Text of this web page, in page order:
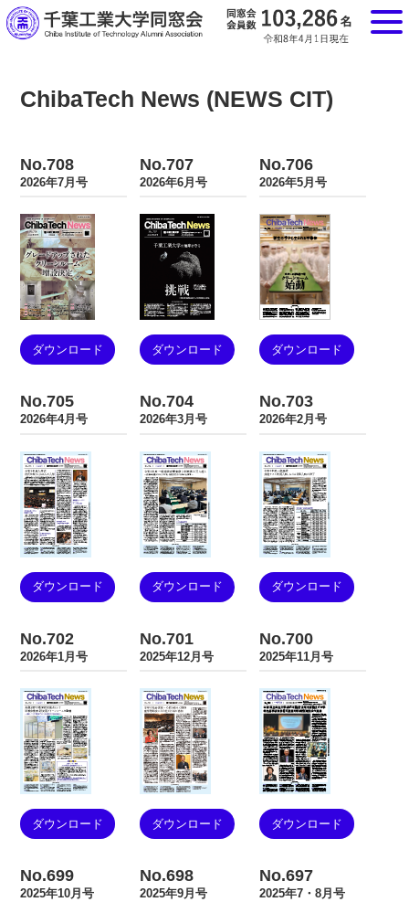
ChibaTech News (NEWS CIT)
No.708
2026年7月号
ダウンロード
No.707
2026年6月号
ダウンロード
No.706
2026年5月号
ダウンロード
No.705
2026年4月号
ダウンロード
No.704
2026年3月号
ダウンロード
No.703
2026年2月号
ダウンロード
No.702
2026年1月号
ダウンロード
No.701
2025年12月号
ダウンロード
No.700
2025年11月号
ダウンロード
No.699
2025年10月号
No.698
2025年9月号
No.697
2025年7・8月号